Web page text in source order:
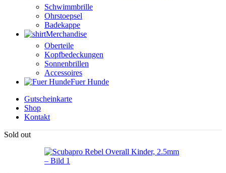
Schwimmbrille
Ohrstoepsel
Badekappe
Merchandise
Oberteile
Kopfbedeckungen
Sonnenbrillen
Accessoires
Fuer Hunde
Gutscheinkarte
Shop
Kontakt
Sold out